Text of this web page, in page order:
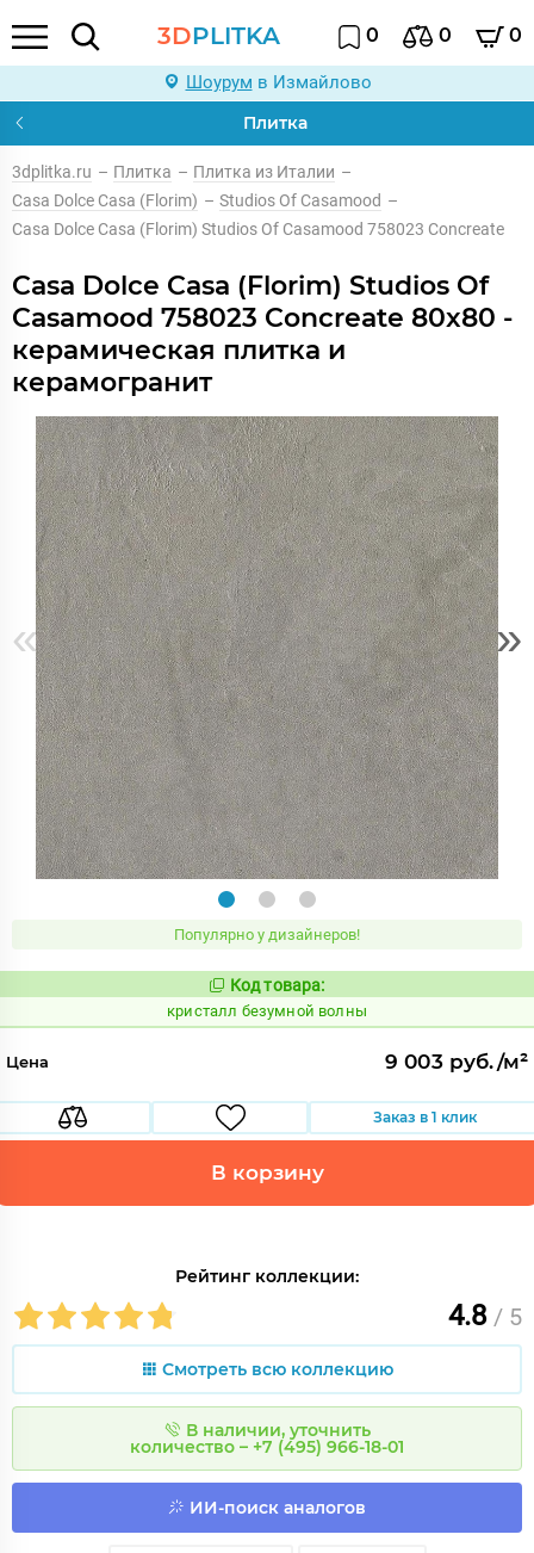
3DPLITKA 0 0 0
Шоурум в Измайлово
Плитка
3dplitka.ru – Плитка – Плитка из Италии –
Casa Dolce Casa (Florim) – Studios Of Casamood –
Casa Dolce Casa (Florim) Studios Of Casamood 758023 Concreate
Casa Dolce Casa (Florim) Studios Of
Casamood 758023 Concreate 80x80 -
керамическая плитка и
керамогранит
« »
Популярно у дизайнеров!
Код:
827262
Код товара:
кристалл безумной волны
Цена 9 003 руб./м²
Заказ в 1 клик
В корзину
Рейтинг коллекции:
4.8 / 5
Смотреть всю коллекцию
В наличии, уточнить
количество – +7 (495) 966-18-01
ИИ-поиск аналогов